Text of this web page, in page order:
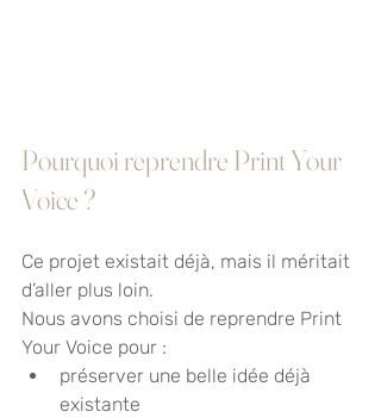
Pourquoi reprendre Print Your
Voice ?
Ce projet existait déjà, mais il méritait
d’aller plus loin.
Nous avons choisi de reprendre Print
Your Voice pour :
préserver une belle idée déjà
existante